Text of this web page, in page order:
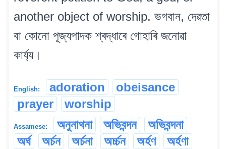
another object of worship. ভগবান, দেৱতা
বা কোনো পূজ্যপাদক শ্ৰদ্ধাৰে গোহাৰি জনোৱা
কাৰ্য্য।
English: adoration
obeisance
prayer
worship
Assamese: অনুনাথনা অভিবন্দন
অভিবন্দনা
অৰ্ঘ
অৰ্চন অৰ্চনা অৰ্চ্চন অৰ্হণ
অৰ্হণা